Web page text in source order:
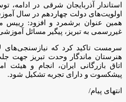
استاندار آذربایجان شرقی در
اولویت‌های دولت چهاردهم در سال
همین عنوان برشمرد و افزود: رییس
غیررسمی به تبریز، پیگیر مسائل
سرمست تاکید کرد که نیازسنجی‌های
هنرستان ماندگار وحدت تبریز جهت
اتاق بازرگانی ایران، انجام و هیئت
پیشکسوت و دارای تجربه تشکیل شود‌.
انتهای پیام/